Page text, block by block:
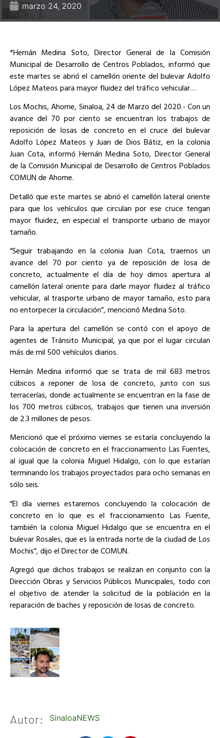
marzo 24, 2020
*Hernán Medina Soto, Director General de la Comisión
Municipal de Desarrollo de Centros Poblados, informó que
este martes se abrió el camellón oriente del bulevar Adolfo
López Mateos para mayor fluidez del tráfico vehicular…
Los Mochis, Ahome, Sinaloa, 24 de Marzo del 2020.- Con un
avance del 70 por ciento se encuentran los trabajos de
reposición de losas de concreto en el cruce del bulevar
Adolfo López Mateos y Juan de Dios Bátiz, en la colonia
Juan Cota, informó Hernán Medina Soto, Director General
de la Comisión Municipal de Desarrollo de Centros Poblados
COMUN de Ahome.
Detalló que este martes se abrió el camellón lateral oriente
para que los vehículos que circulan por ese cruce tengan
mayor fluidez, en especial el transporte urbano de mayor
tamaño.
“Seguir trabajando en la colonia Juan Cota, traemos un
avance del 70 por ciento ya de reposición de losa de
concreto, actualmente el día de hoy dimos apertura al
camellón lateral oriente para darle mayor fluidez al tráfico
vehicular, al trasporte urbano de mayor tamaño, esto para
no entorpecer la circulación”, mencionó Medina Soto.
Para la apertura del camellón se contó con el apoyo de
agentes de Tránsito Municipal, ya que por el lugar circulan
más de mil 500 vehículos diarios.
Hernán Medina informó que se trata de mil 683 metros
cúbicos a reponer de losa de concreto, junto con sus
terracerías, donde actualmente se encuentran en la fase de
los 700 metros cúbicos, trabajos que tienen una inversión
de 2.3 millones de pesos.
Mencionó que el próximo viernes se estaría concluyendo la
colocación de concreto en el fraccionamiento Las Fuentes,
al igual que la colonia Miguel Hidalgo, con lo que estarían
terminando los trabajos proyectados para ocho semanas en
sólo seis.
“El día viernes estaremos concluyendo la colocación de
concreto en lo que es el fraccionamiento Las Fuente,
también la colonia Miguel Hidalgo que se encuentra en el
bulevar Rosales, que es la entrada norte de la ciudad de Los
Mochis”, dijo el Director de COMUN.
Agregó que dichos trabajos se realizan en conjunto con la
Dirección Obras y Servicios Públicos Municipales, todo con
el objetivo de atender la solicitud de la población en la
reparación de baches y reposición de losas de concreto.
Autor: SinaloaNEWS